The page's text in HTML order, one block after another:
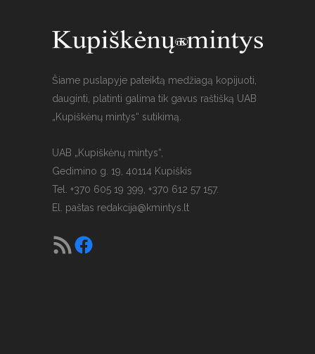
Šiame puslapyje pateiktą medžiagą kopijuoti,
dauginti, platinti galima tik gavus raštišką UAB
„Kupiškėnų mintys“ sutikimą.
UAB „Kupiškėnų mintys“,
Gedimino g. 19, 40114 Kupiškis
Tel. +370 605 19 399, +370 612 57 157.
El. paštas redakcija@kmintys.lt